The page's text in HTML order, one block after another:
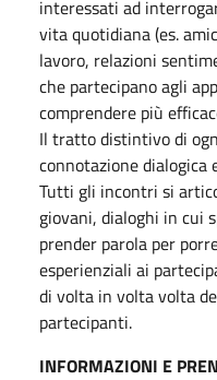
interessati ad
vita quotidiana (es.
lavoro, relazioni
che partecipano agli
comprendere più
Il tratto distintivo di
connotazione dialogica
Tutti gli incontri si
giovani, dialoghi in cui
prender parola per
esperienziali ai
di volta in volta volta
partecipanti.
INFORMAZIONI E